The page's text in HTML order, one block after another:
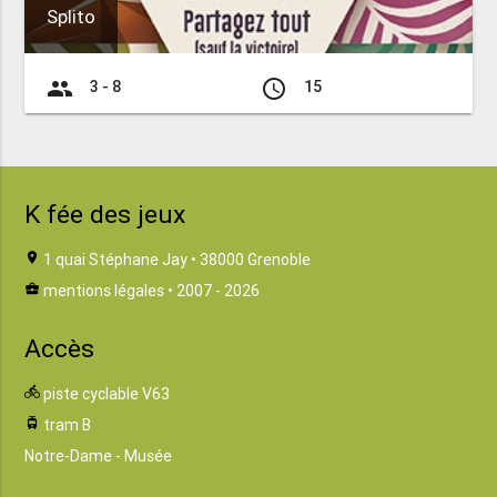
Splito
group 3 - 8 access_time 15
K fée des jeux
location_on 1 quai Stéphane Jay • 38000 Grenoble
business_center mentions légales • 2007 - 2026
Accès
directions_bike piste cyclable V63
tram tram B
Notre-Dame - Musée